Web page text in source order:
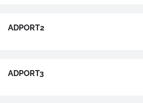
ADPORT2
ADPORT3